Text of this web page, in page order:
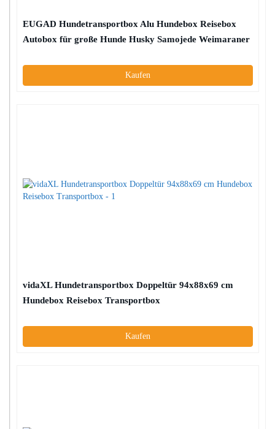
EUGAD Hundetransportbox Alu Hundebox Reisebox
Autobox für große Hunde Husky Samojede Weimaraner
69 cm XL 0048HT
Kaufen
vidaXL Hundetransportbox Doppeltür 94x88x69 cm
Hundebox Reisebox Transportbox
Kaufen